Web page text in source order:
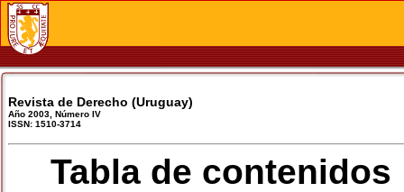
Revista de Derecho (Uruguay)
Año 2003, Número IV
ISSN: 1510-3714
Tabla de contenidos